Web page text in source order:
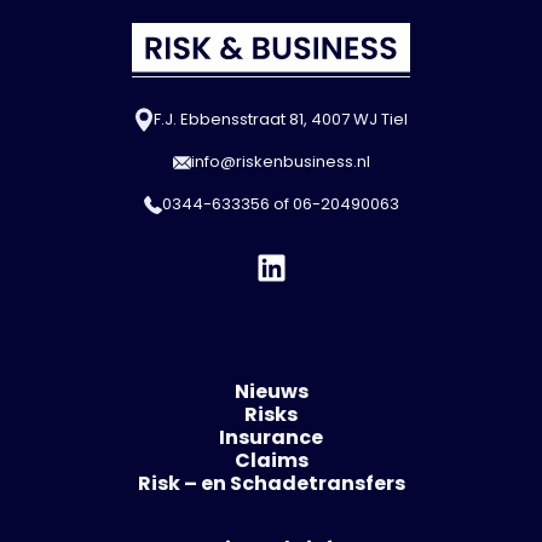
F.J. Ebbensstraat 81, 4007 WJ Tiel
info@riskenbusiness.nl
0344-633356 of06-20490063
Nieuws
Risks
Insurance
Claims
Risk – en Schadetransfers